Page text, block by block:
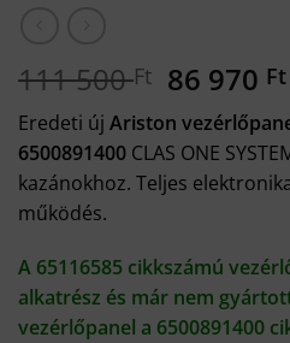
111 500Ft Original
price
was:
111
500 Ft.
86 970 Ft
Eredeti új Ariston
6500891400 CLAS ONE
kazánokhoz. Teljes
működés.
A 65116585 cikkszámú
alkatrész és már nem
vezérlőpanel a 6500891400